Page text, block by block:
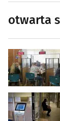
otwarta